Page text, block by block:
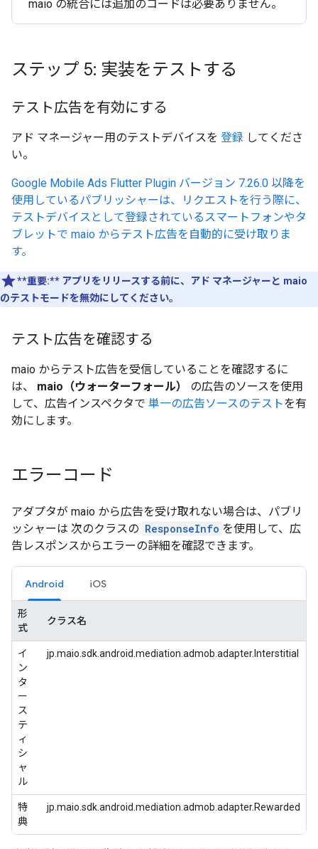
maio の統合には追加のコードは必要ありません。
ステップ 5: 実装をテストする
テスト広告を有効にする
アド マネージャー用のテストデバイスを 登録 してくださ
い。
Google Mobile Ads Flutter Plugin バージョン 7.26.0 以降を
使用しているパブリッシャーは、リクエストを行う際に、
テストデバイスとして登録されているスマートフォンやタ
ブレットで maio からテスト広告を自動的に受け取りま
す。
**重要:** アプリをリリースする前に、アド マネージャーと maio
のテストモードを無効にしてください。
テスト広告を確認する
maio からテスト広告を受信していることを確認するに
は、 maio（ウォーターフォール）
の広告のソースを使用
して、広告インスペクタで 単一の広告ソースのテストを有
効にします。
エラーコード
アダプタが maio から広告を受け取れない場合は、パブリ
ッシャーは 次のクラスの ResponseInfo を使用して、広
告レスポンスからエラーの詳細を確認できます。
Android iOS
形
式
クラス名
イ
ン
タ
ー
ス
テ
ィ
シ
ャ
ル
jp.maio.sdk.android.mediation.admob.adapter.Interstitial
特
典
jp.maio.sdk.android.mediation.admob.adapter.Rewarded